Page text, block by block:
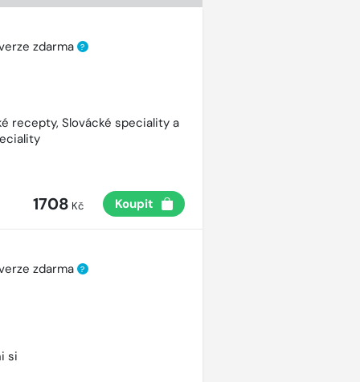
zdarma ?
recepty, Slovácké speciality a
1708 Kč Koupit
zdarma ?
si